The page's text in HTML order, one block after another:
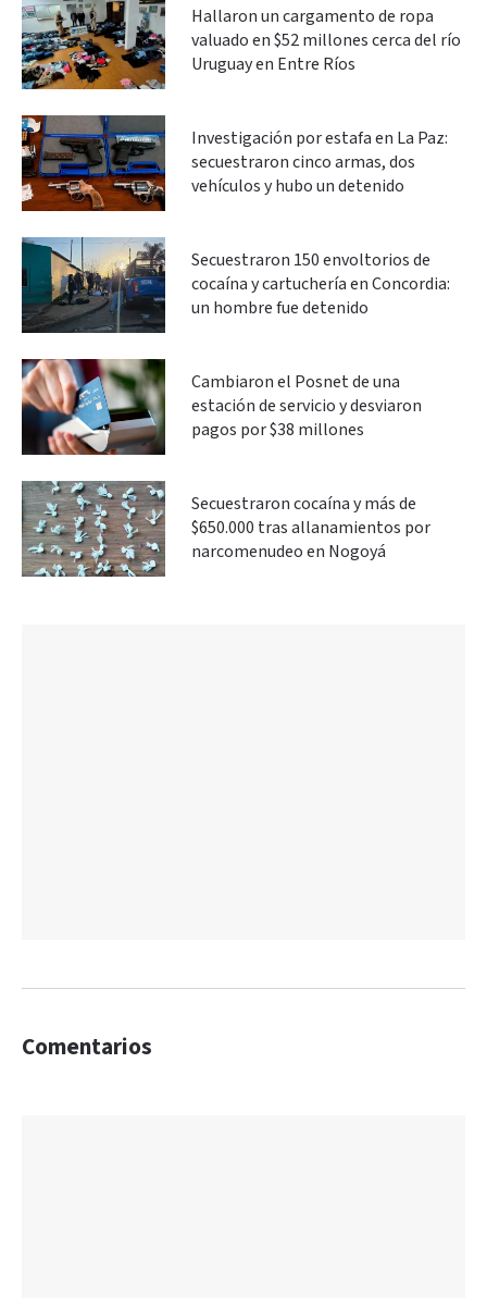
Hallaron un cargamento de ropa
valuado en $52 millones cerca del río
Uruguay en Entre Ríos
Investigación por estafa en La Paz:
secuestraron cinco armas, dos
vehículos y hubo un detenido
Secuestraron 150 envoltorios de
cocaína y cartuchería en Concordia:
un hombre fue detenido
Cambiaron el Posnet de una
estación de servicio y desviaron
pagos por $38 millones
Secuestraron cocaína y más de
$650.000 tras allanamientos por
narcomenudeo en Nogoyá
Comentarios